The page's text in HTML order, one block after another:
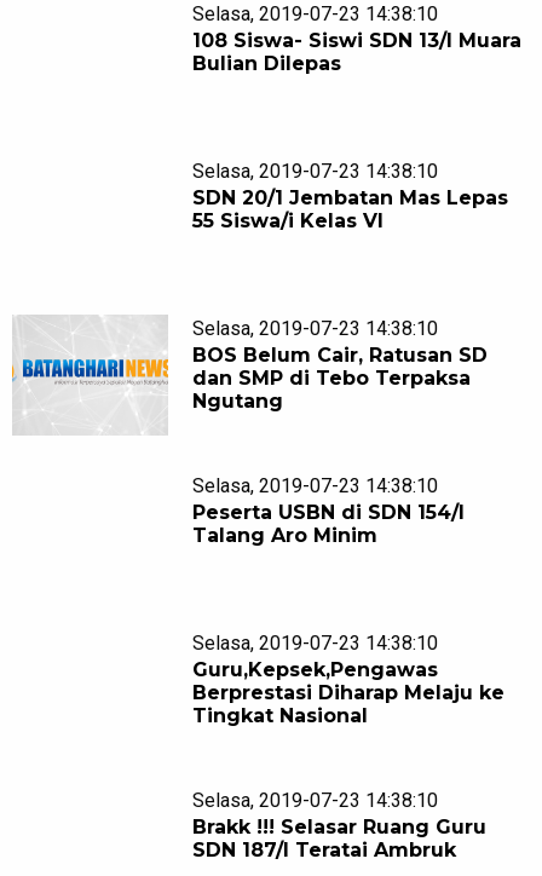
Selasa, 2019-07-23 14:38:10
108 Siswa- Siswi SDN 13/I Muara
Bulian Dilepas
Selasa, 2019-07-23 14:38:10
SDN 20/1 Jembatan Mas Lepas
55 Siswa/i Kelas VI
Selasa, 2019-07-23 14:38:10
BOS Belum Cair, Ratusan SD
dan SMP di Tebo Terpaksa
Ngutang
Selasa, 2019-07-23 14:38:10
Peserta USBN di SDN 154/I
Talang Aro Minim
Selasa, 2019-07-23 14:38:10
Guru,Kepsek,Pengawas
Berprestasi Diharap Melaju ke
Tingkat Nasional
Selasa, 2019-07-23 14:38:10
Brakk !!! Selasar Ruang Guru
SDN 187/I Teratai Ambruk